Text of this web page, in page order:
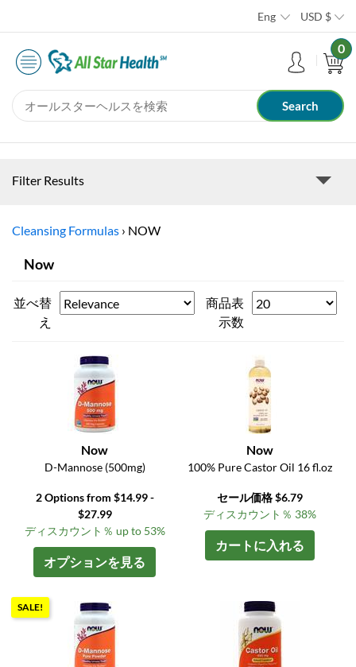
Eng USD $
0
Filter Results
Cleansing Formulas › NOW
Now
並べ替
え
商品表
示数
Now
D-Mannose (500mg)
2 Options from $14.99 -
$27.99
ディスカウント％ up to 53%
オプションを見る
Now
100% Pure Castor Oil 16 fl.oz
セール価格 $6.79
ディスカウント％ 38%
カートに入れる
SALE!